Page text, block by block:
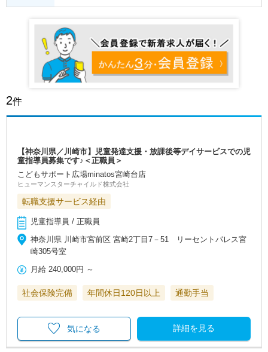
2件
【神奈川県／川崎市】児童発達支援・放課後等デイサービスでの児
童指導員募集です♪＜正職員＞
こどもサポート広場minatos宮崎台店
ヒューマンスターチャイルド株式会社
転職支援サービス経由
児童指導員 / 正職員
神奈川県 川崎市宮前区 宮崎2丁目7－51 リーセントパレス宮
崎305号室
月給 240,000円 ～
社会保険完備 年間休日120日以上 通勤手当
詳細を見る
気になる